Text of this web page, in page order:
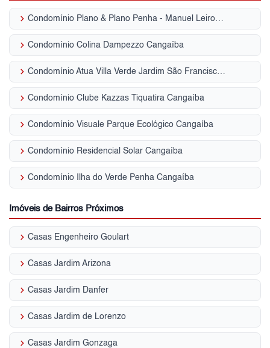
keyboard_arrow_right Condomínio Plano & Plano Penha - Manuel Leiroz Iii Cangaíba
keyboard_arrow_right Condomínio Colina Dampezzo Cangaíba
keyboard_arrow_right Condomínio Atua Villa Verde Jardim São Francisco (Zona Leste)
keyboard_arrow_right Condomínio Clube Kazzas Tiquatira Cangaíba
keyboard_arrow_right Condomínio Visuale Parque Ecológico Cangaíba
keyboard_arrow_right Condomínio Residencial Solar Cangaíba
keyboard_arrow_right Condomínio Ilha do Verde Penha Cangaíba
Imóveis de Bairros Próximos
keyboard_arrow_right Casas Engenheiro Goulart
keyboard_arrow_right Casas Jardim Arizona
keyboard_arrow_right Casas Jardim Danfer
keyboard_arrow_right Casas Jardim de Lorenzo
keyboard_arrow_right Casas Jardim Gonzaga